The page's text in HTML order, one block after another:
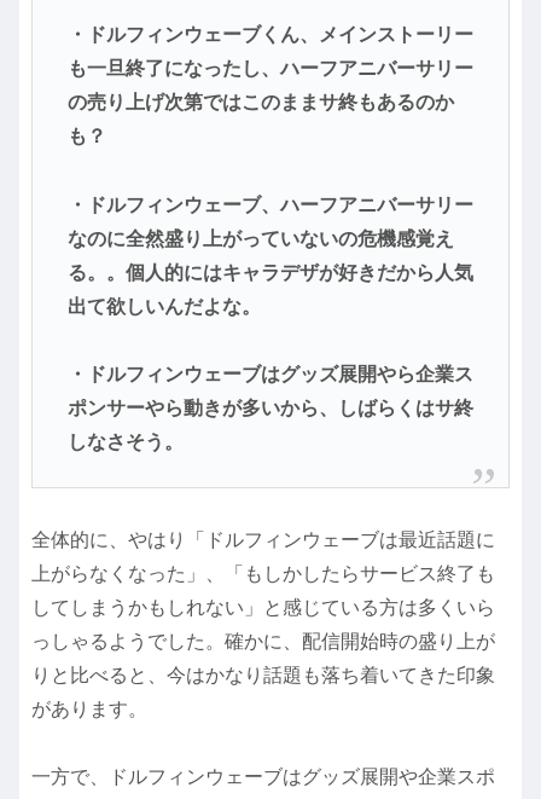
・ドルフィンウェーブくん、メインストーリー
も一旦終了になったし、ハーフアニバーサリー
の売り上げ次第ではこのままサ終もあるのか
も？
・ドルフィンウェーブ、ハーフアニバーサリー
なのに全然盛り上がっていないの危機感覚え
る。。個人的にはキャラデザが好きだから人気
出て欲しいんだよな。
・ドルフィンウェーブはグッズ展開やら企業ス
ポンサーやら動きが多いから、しばらくはサ終
しなさそう。
全体的に、やはり「ドルフィンウェーブは最近話題に
上がらなくなった」、「もしかしたらサービス終了も
してしまうかもしれない」と感じている方は多くいら
っしゃるようでした。確かに、配信開始時の盛り上が
りと比べると、今はかなり話題も落ち着いてきた印象
があります。
一方で、ドルフィンウェーブはグッズ展開や企業スポ